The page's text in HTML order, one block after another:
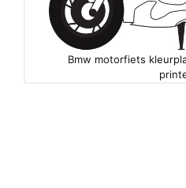
Bmw motorfiets